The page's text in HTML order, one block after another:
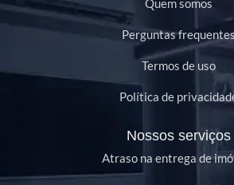
Quem somos
Perguntas
Termos de uso
Política de
Nossos serviços
Atraso na entrega de